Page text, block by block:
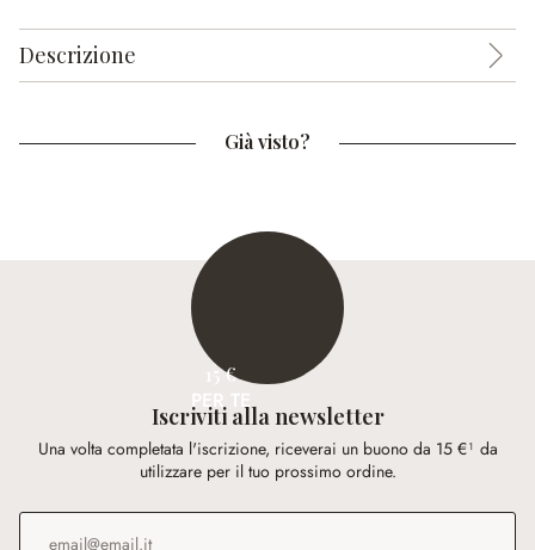
Descrizione
Già visto?
15 €
PER TE
Iscriviti alla newsletter
Una volta completata l'iscrizione, riceverai un buono da 15 €¹ da
utilizzare per il tuo prossimo ordine.
Indirizzo e-mail